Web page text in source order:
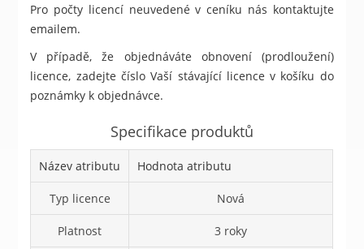
Pro počty licencí neuvedené v ceníku nás kontaktujte
emailem.
V případě, že objednáváte obnovení (prodloužení)
licence, zadejte číslo Vaší stávající licence v košíku do
poznámky k objednávce.
Specifikace produktů
Název atributu Hodnota atributu
Typ licence Nová
Platnost 3 roky